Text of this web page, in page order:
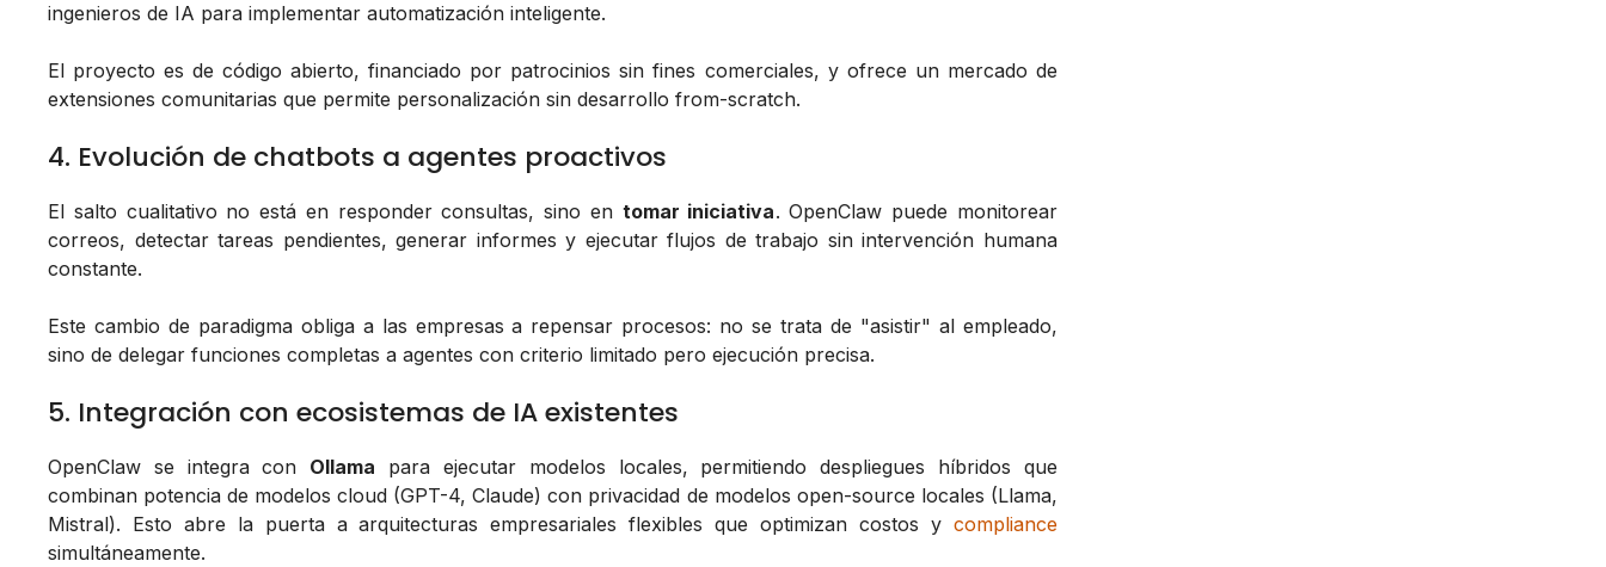
ingenieros de IA para implementar automatización inteligente.
El proyecto es de código abierto, financiado por patrocinios sin fines comerciales, y ofrece un mercado de
extensiones comunitarias que permite personalización sin desarrollo from-scratch.
4. Evolución de chatbots a agentes proactivos
El salto cualitativo no está en responder consultas, sino en tomar iniciativa. OpenClaw puede monitorear
correos, detectar tareas pendientes, generar informes y ejecutar flujos de trabajo sin intervención humana
constante.
Este cambio de paradigma obliga a las empresas a repensar procesos: no se trata de "asistir" al empleado,
sino de delegar funciones completas a agentes con criterio limitado pero ejecución precisa.
5. Integración con ecosistemas de IA existentes
OpenClaw se integra con Ollama para ejecutar modelos locales, permitiendo despliegues híbridos que
combinan potencia de modelos cloud (GPT-4, Claude) con privacidad de modelos open-source locales (Llama,
Mistral). Esto abre la puerta a arquitecturas empresariales flexibles que optimizan costos y compliance
simultáneamente.